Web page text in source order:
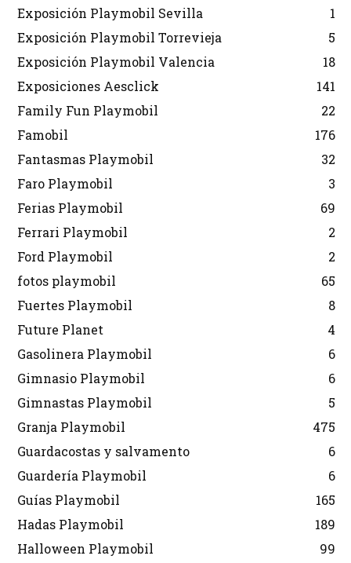
Exposición Playmobil Sevilla
1
Exposición Playmobil Torrevieja
5
Exposición Playmobil Valencia
18
Exposiciones Aesclick
141
Family Fun Playmobil
22
Famobil
176
Fantasmas Playmobil
32
Faro Playmobil
3
Ferias Playmobil
69
Ferrari Playmobil
2
Ford Playmobil
2
fotos playmobil
65
Fuertes Playmobil
8
Future Planet
4
Gasolinera Playmobil
6
Gimnasio Playmobil
6
Gimnastas Playmobil
5
Granja Playmobil
475
Guardacostas y salvamento
6
Guardería Playmobil
6
Guías Playmobil
165
Hadas Playmobil
189
Halloween Playmobil
99